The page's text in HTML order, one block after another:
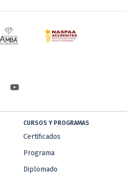
CURSOS Y PROGRAMAS
Certificados
Programa
Diplomado